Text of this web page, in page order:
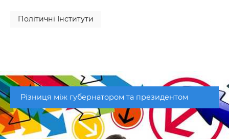
Політичні Інститути
Різниця між губернатором та президентом